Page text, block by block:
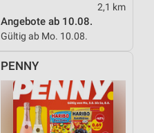
2,1 km
Angebote ab 10.08.
Gültig ab Mo. 10.08.
PENNY